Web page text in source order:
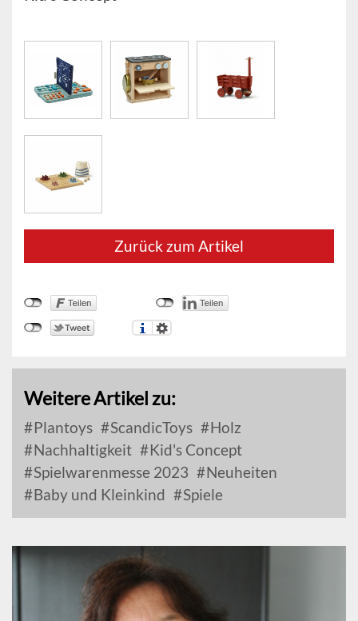
Zurück zum Artikel
Weitere Artikel zu:
Plantoys ScandicToys
Holz
Nachhaltigkeit
Kid's Concept
Spielwarenmesse 2023
Neuheiten
Baby und Kleinkind
Spiele